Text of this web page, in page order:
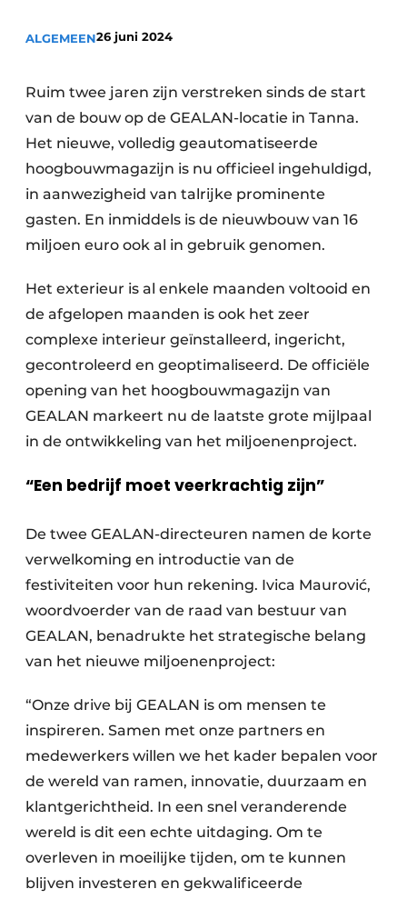
Uitnodiging Rondetafelgesprek – 20 jaar Profiel
Vacatures
Video’s
Werben
ALGEMEEN26 juni 2024
Ruim twee jaren zijn verstreken sinds de start
van de bouw op de GEALAN-locatie in Tanna.
Het nieuwe, volledig geautomatiseerde
hoogbouwmagazijn is nu officieel ingehuldigd,
in aanwezigheid van talrijke prominente
gasten. En inmiddels is de nieuwbouw van 16
miljoen euro ook al in gebruik genomen.
Het exterieur is al enkele maanden voltooid en
de afgelopen maanden is ook het zeer
complexe interieur geïnstalleerd, ingericht,
gecontroleerd en geoptimaliseerd. De officiële
opening van het hoogbouwmagazijn van
GEALAN markeert nu de laatste grote mijlpaal
in de ontwikkeling van het miljoenenproject.
“Een bedrijf moet veerkrachtig zijn”
De twee GEALAN-directeuren namen de korte
verwelkoming en introductie van de
festiviteiten voor hun rekening. Ivica Maurović,
woordvoerder van de raad van bestuur van
GEALAN, benadrukte het strategische belang
van het nieuwe miljoenenproject:
“Onze drive bij GEALAN is om mensen te
inspireren. Samen met onze partners en
medewerkers willen we het kader bepalen voor
de wereld van ramen, innovatie, duurzaam en
klantgerichtheid. In een snel veranderende
wereld is dit een echte uitdaging. Om te
overleven in moeilijke tijden, om te kunnen
blijven investeren en gekwalificeerde